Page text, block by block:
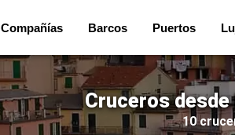
Compañías Barcos Puertos
Cruceros desde
10